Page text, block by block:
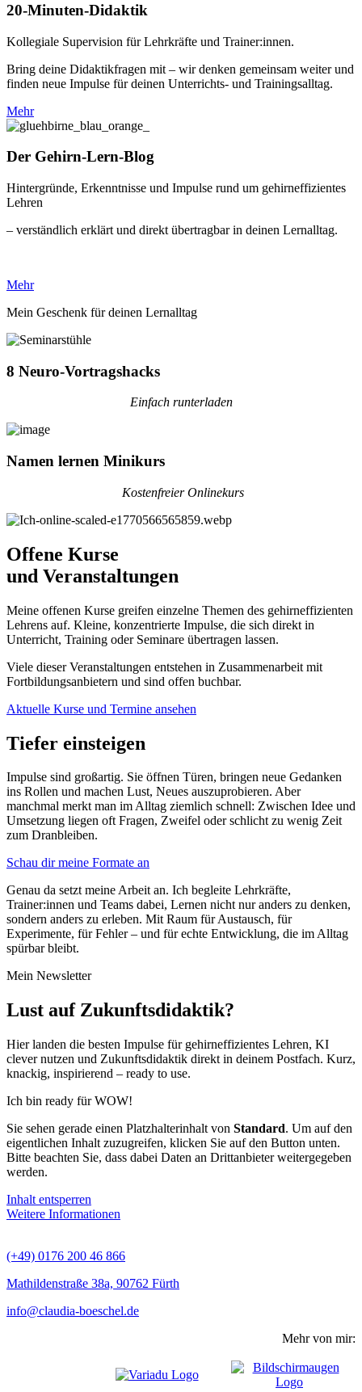
20-Minuten-Didaktik
Kollegiale Supervision für Lehrkräfte und Trainer:innen.
Bring deine Didaktikfragen mit – wir denken gemeinsam weiter und
finden neue Impulse für deinen Unterrichts- und Trainingsalltag.
Mehr
Der Gehirn-Lern-Blog
Hintergründe, Erkenntnisse und Impulse rund um gehirneffizientes
Lehren
– verständlich erklärt und direkt übertragbar in deinen Lernalltag.
Mehr
Mein Geschenk für deinen Lernalltag
8 Neuro-Vortragshacks
Einfach runterladen
Namen lernen Minikurs
Kostenfreier Onlinekurs
Offene Kurse
und Veranstaltungen
Meine offenen Kurse greifen einzelne Themen des gehirneffizienten
Lehrens auf. Kleine, konzentrierte Impulse, die sich direkt in
Unterricht, Training oder Seminare übertragen lassen.
Viele dieser Veranstaltungen entstehen in Zusammenarbeit mit
Fortbildungsanbietern und sind offen buchbar.
Aktuelle Kurse und Termine ansehen
Tiefer einsteigen
Impulse sind großartig. Sie öffnen Türen, bringen neue Gedanken
ins Rollen und machen Lust, Neues auszuprobieren. Aber
manchmal merkt man im Alltag ziemlich schnell: Zwischen Idee und
Umsetzung liegen oft Fragen, Zweifel oder schlicht zu wenig Zeit
zum Dranbleiben.
Schau dir meine Formate an
Genau da setzt meine Arbeit an. Ich begleite Lehrkräfte,
Trainer:innen und Teams dabei, Lernen nicht nur anders zu denken,
sondern anders zu erleben. Mit Raum für Austausch, für
Experimente, für Fehler – und für echte Entwicklung, die im Alltag
spürbar bleibt.
Mein Newsletter
Lust auf Zukunftsdidaktik?
Hier landen die besten Impulse für gehirneffizientes Lehren, KI
clever nutzen und Zukunftsdidaktik direkt in deinem Postfach. Kurz,
knackig, inspirierend – ready to use.
Ich bin ready für WOW!
Sie sehen gerade einen Platzhalterinhalt von Standard. Um auf den
eigentlichen Inhalt zuzugreifen, klicken Sie auf den Button unten.
Bitte beachten Sie, dass dabei Daten an Drittanbieter weitergegeben
werden.
Inhalt entsperren
Weitere Informationen
(+49) 0176 200 46 866
Mathildenstraße 38a, 90762 Fürth
info@claudia-boeschel.de
Mehr von mir: